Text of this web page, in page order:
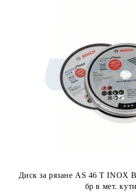
Диск за рязане AS 46 T INOX
бр в мет.